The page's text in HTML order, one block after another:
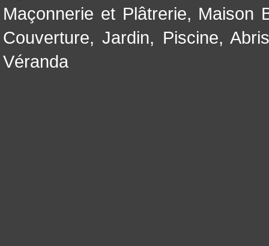
Maçonnerie et Plâtrerie, Maison
Couverture,Jardin, Piscine,
Véranda